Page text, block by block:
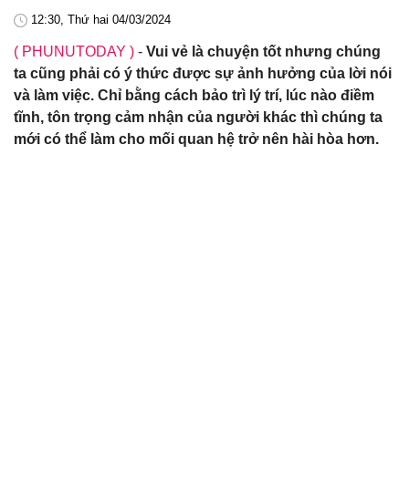
12:30, Thứ hai 04/03/2024
( PHUNUTODAY ) - Vui vẻ là chuyện tốt nhưng chúng
ta cũng phải có ý thức được sự ảnh hưởng của lời nói
và làm việc. Chỉ bằng cách bảo trì lý trí, lúc nào điềm
tĩnh, tôn trọng cảm nhận của người khác thì chúng ta
mới có thể làm cho mối quan hệ trở nên hài hòa hơn.